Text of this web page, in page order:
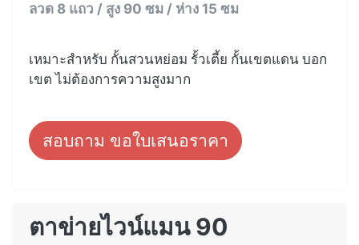
ลวด 8 แถว / สูง 90 ซม / ห่าง 15 ซม
เหมาะสำหรับ กั้นสวนหย่อม รั้วเตี้ย กั้นเขตแดน บอก
เขต ไม่ต้องการความสูงมาก
สอบถาม ขอใบเสนอราคา
ตาข่ายไวน์แมน 90